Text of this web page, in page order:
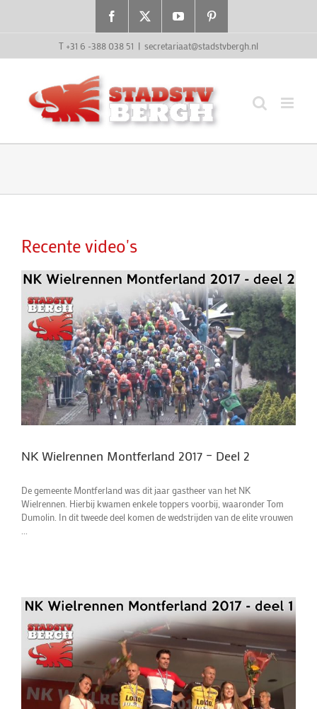
Facebook YouTube
T +31 6 -388 038 51 | secretariaat@stadstvbergh.nl
Recente video's
NK Wielrennen Montferland 2017 – Deel 2
De gemeente Montferland was dit jaar gastheer van het NK
Wielrennen. Hierbij kwamen enkele toppers voorbij, waaronder Tom
Dumolin. In dit tweede deel komen de wedstrijden van de elite vrouwen